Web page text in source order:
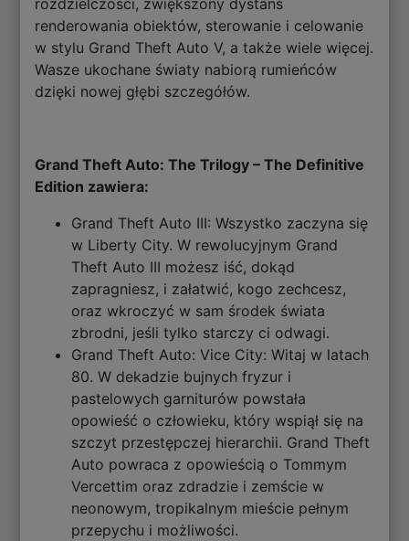
renderowania obiektów, sterowanie i celowanie
w stylu Grand Theft Auto V, a także wiele więcej.
Wasze ukochane światy nabiorą rumieńców
dzięki nowej głębi szczegółów.
Grand Theft Auto: The Trilogy – The Definitive
Edition zawiera:
Grand Theft Auto III: Wszystko zaczyna się
w Liberty City. W rewolucyjnym Grand
Theft Auto III możesz iść, dokąd
zapragniesz, i załatwić, kogo zechcesz,
oraz wkroczyć w sam środek świata
zbrodni, jeśli tylko starczy ci odwagi.
Grand Theft Auto: Vice City: Witaj w latach
80. W dekadzie bujnych fryzur i
pastelowych garniturów powstała
opowieść o człowieku, który wspiął się na
szczyt przestępczej hierarchii. Grand Theft
Auto powraca z opowieścią o Tommym
Vercettim oraz zdradzie i zemście w
neonowym, tropikalnym mieście pełnym
przepychu i możliwości.